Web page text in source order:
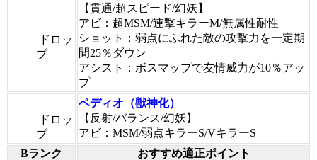
ドロッ
プ
【貫通/超スピード/幻妖】
アビ：超MSM/連撃キラーM/無属性耐性
ショット：弱点にふれた敵の攻撃力を一定期
間25％ダウン
アシスト：ボスマップで友情威力が10％アッ
プ
ドロッ
プ
ペディオ（獣神化）
【反射/バランス/幻妖】
アビ：MSM/弱点キラーS/VキラーS
Bランク
おすすめ適正ポイント